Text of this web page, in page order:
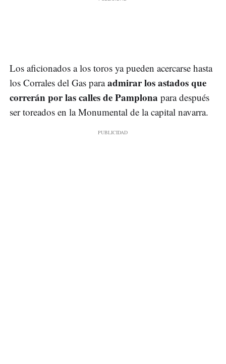
Los aficionados a los toros ya pueden acercarse hasta
los Corrales del Gas paraadmirar los astados que
correrán por las calles de Pamplona para después
ser toreados en la Monumental de la capital navarra.